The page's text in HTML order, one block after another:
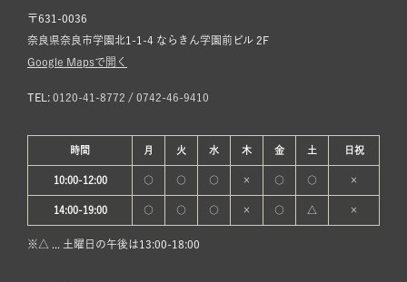
〒631-0036
奈良県奈良市学園北1-1-4 ならきん学園前ビル 2F
Google Mapsで開く
TEL: 0120-41-8772 / 0742-46-9410
時間 月 火 水 木 金 土 日 祝
10:00-12:00 ○ ○ ○ × ○ ○ ×
14:00-19:00 ○ ○ ○ × ○ △ ×
※△ ... 土曜日の午後は13:00-18:00